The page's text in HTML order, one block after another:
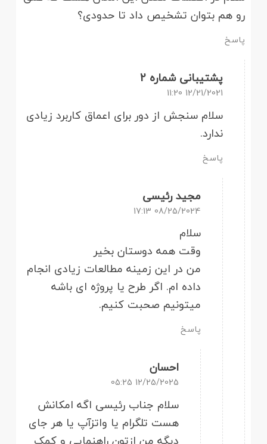
رو هم بتوان تشخیص داد تا حدودی؟
پاسخ
پشتیبانی شماره 2
12/21/2021 11:20
سلام سنجش از دور برای اعماق کاربرد زیادی
ندارد.
پاسخ
مجید رئیسی
08/25/2024 17:13
سلام
وقت همه دوستان بخیر
من در این زمینه مطالعات زیادی انجام
داده ام. اگر طرح یا پروژه ای باشه
میتونیم صحبت کنیم.
پاسخ
احسان
12/25/2025 05:25
سلام جناب رئیسی اگه امکانش
هست تلگرام یا واتزآپ یا هر جای